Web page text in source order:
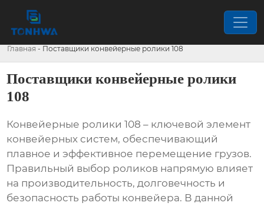
Главная - Поставщики конвейерные ролики 108
Поставщики конвейерные ролики
108
Конвейерные ролики 108 – ключевой элемент
конвейерных систем, обеспечивающий
плавное и эффективное перемещение грузов.
Правильный выбор роликов напрямую влияет
на производительность, долговечность и
безопасность работы конвейера. В данной